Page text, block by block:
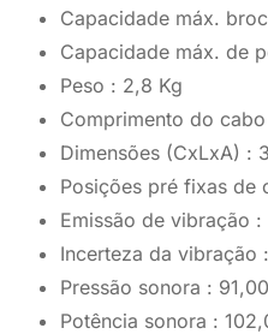
Capacidade máx.
Capacidade máx. de
Peso : 2,8 Kg
Comprimento do
Dimensões (CxLxA) :
Posições pré fixas de
Emissão de vibração
Incerteza da vibração
Pressão sonora :
Potência sonora :